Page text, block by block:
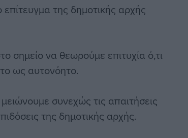
της δημοτικής αρχής
σημείο να θεωρούμε επιτυχία ό,τι
ως αυτονόητο.
συνεχώς τις απαιτήσεις
της δημοτικής αρχής.